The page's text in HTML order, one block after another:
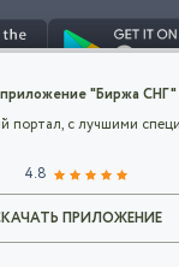
числе подача
сайте являются
©2026Биржа СНГ
cookie, чтобы сделать
каждого
использования cookie.
"Биржа СНГ"
портал, с лучшими
4.8
ПРИЛОЖЕНИЕ